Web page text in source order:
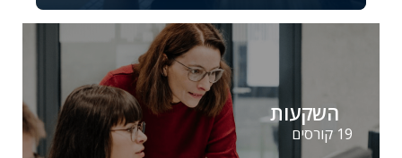
ומתאים לסוחרים יומיים מתקדמים המעוניינים לנצל
37044
השקעות
19 קורסים